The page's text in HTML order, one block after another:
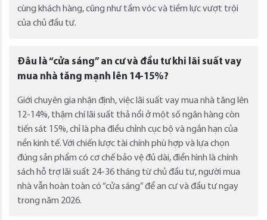
cùng khách hàng, cũng như tầm vóc và tiềm lực vượt trội
của chủ đầu tư.
Đâu là “cửa sáng” an cư và đầu tư khi lãi suất vay
mua nhà tăng mạnh lên 14-15%?
Giới chuyên gia nhận định, việc lãi suất vay mua nhà tăng lên
12-14%, thậm chí lãi suất thả nổi ở một số ngân hàng còn
tiến sát 15%, chỉ là pha điều chỉnh cục bộ và ngắn hạn của
nền kinh tế. Với chiến lược tài chính phù hợp và lựa chọn
đúng sản phẩm có cơ chế bảo vệ đủ dài, điển hình là chính
sách hỗ trợ lãi suất 24-36 tháng từ chủ đầu tư, người mua
nhà vẫn hoàn toàn có “cửa sáng” để an cư và đầu tư ngay
trong năm 2026.